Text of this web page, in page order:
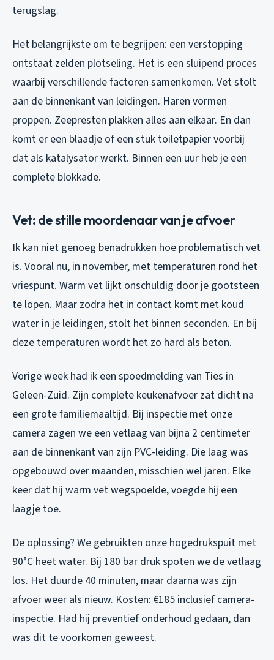
terugslag.
Het belangrijkste om te begrijpen: een verstopping
ontstaat zelden plotseling. Het is een sluipend proces
waarbij verschillende factoren samenkomen. Vet stolt
aan de binnenkant van leidingen. Haren vormen
proppen. Zeepresten plakken alles aan elkaar. En dan
komt er een blaadje of een stuk toiletpapier voorbij
dat als katalysator werkt. Binnen een uur heb je een
complete blokkade.
Vet: de stille moordenaar van je afvoer
Ik kan niet genoeg benadrukken hoe problematisch vet
is. Vooral nu, in november, met temperaturen rond het
vriespunt. Warm vet lijkt onschuldig door je gootsteen
te lopen. Maar zodra het in contact komt met koud
water in je leidingen, stolt het binnen seconden. En bij
deze temperaturen wordt het zo hard als beton.
Vorige week had ik een spoedmelding van Ties in
Geleen-Zuid. Zijn complete keukenafvoer zat dicht na
een grote familiemaaltijd. Bij inspectie met onze
camera zagen we een vetlaag van bijna 2 centimeter
aan de binnenkant van zijn PVC-leiding. Die laag was
opgebouwd over maanden, misschien wel jaren. Elke
keer dat hij warm vet wegspoelde, voegde hij een
laagje toe.
De oplossing? We gebruikten onze hogedrukspuit met
90°C heet water. Bij 180 bar druk spoten we de vetlaag
los. Het duurde 40 minuten, maar daarna was zijn
afvoer weer als nieuw. Kosten: €185 inclusief camera-
inspectie. Had hij preventief onderhoud gedaan, dan
was dit te voorkomen geweest.